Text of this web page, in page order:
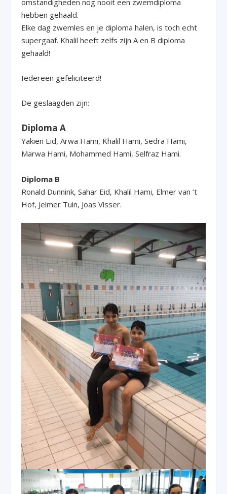
hebben gehaald.
Elke dag zwemles en je diploma halen, is toch echt
supergaaf. Khalil heeft zelfs zijn A en B diploma
gehaald!
Iedereen gefeliciteerd!
De geslaagden zijn:
Diploma A
Yakien Eid, Arwa Hami, Khalil Hami, Sedra Hami,
Marwa Hami, Mohammed Hami, Selfraz Hami.
Diploma B
Ronald Dunnink, Sahar Eid, Khalil Hami, Elmer van ’t
Hof, Jelmer Tuin, Joas Visser.